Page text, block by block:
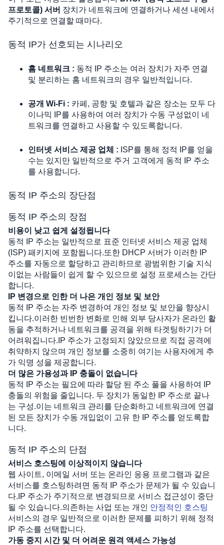
프로토콜) 서버 장치가 네트워크에 연결하거나 세션 내에서
주기적으로 연결할 때마다.
동적 IP가 선호되는 시나리오
홈 네트워크 : 동적 IP 주소는 여러 장치가 자주 연결
및 분리하는 홈 네트워크의 경우 일반적입니다.
공개 Wi-Fi : 카페, 공항 및 호텔과 같은 장소는 모두 다
이나믹 IP를 사용하여 여러 장치가 수동 구성없이 네
트워크를 연결하고 사용할 수 있도록합니다.
인터넷 서비스 제공 업체 : ISP를 통해 정적 IP를 얻을
수는 있지만 일반적으로 주거 고객에게 동적 IP 주소
를 사용합니다.
동적 IP 주소의 장단점
동적 IP 주소의 장점
비용이 낮고 쉽게 설정됩니다
동적 IP 주소는 일반적으로 표준 인터넷 서비스 제공 업체
(ISP) 패키지에 포함됩니다.또한 DHCP 서버가 이러한 IP
주소를 자동으로 할당하고 관리하므로 광범위한 기술 지식
이없는 사람들이 쉽게 할 수 있으므로 설정 프로세스는 간단
합니다.
IP 변경으로 인한 더 나은 개인 정보 및 보안
동적 IP 주소는 자주 변경하여 개인 정보 및 보안을 향상시
킵니다.이러한 빈번한 변화로 인해 외부 당사자가 온라인 활
동을 추적하거나 네트워크를 공격을 위해 타겟팅하기가 더
어려워집니다.IP 주소가 고정되지 않았으므로 직접 공격에
취약하지 않으며 개인 정보를 소중히 여기는 사용자에게 추
가 익명 성을 제공합니다.
더 많은 가용성과 IP 충돌이 없습니다
동적 IP 주소는 필요에 따라 할당 된 주소 풀을 사용하여 IP
충돌의 위험을 줄입니다. 두 장치가 동일한 IP 주소로 끝나
는 구성.이는 네트워크 관리를 단순화하고 네트워크에 연결
된 모든 장치가 수동 개입없이 고유 한 IP 주소를 얻도록합
니다.
동적 IP 주소의 단점
서비스 호스팅에 이상적이지 않습니다
웹 사이트, 이메일 서버 또는 온라인 응용 프로그램과 같은
서비스를 호스팅하려면 동적 IP 주소가 문제가 될 수 있습니
다.IP 주소가 주기적으로 변경되므로 서비스 접근성이 중단
될 수 있습니다.의존하는 사업 또는 개인 안정적인 호스팅
서비스의 경우 일반적으로 이러한 문제를 피하기 위해 정적
IP 주소를 선택합니다.
가동 중지 시간 및 더 어려운 원격 액세스 가능성